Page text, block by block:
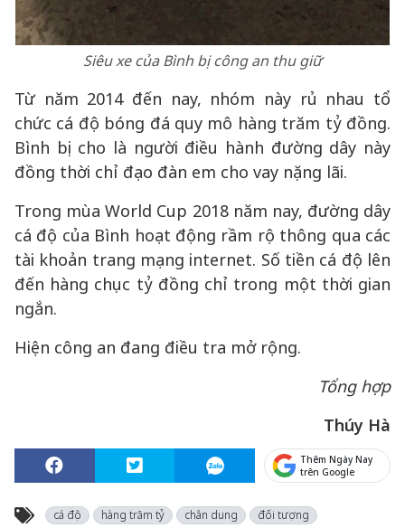
Siêu xe của Bình bị công an thu giữ
Từ năm 2014 đến nay, nhóm này rủ nhau tổ
chức cá độ bóng đá quy mô hàng trăm tỷ đồng.
Bình bị cho là người điều hành đường dây này
đồng thời chỉ đạo đàn em cho vay nặng lãi.
Trong mùa World Cup 2018 năm nay, đường dây
cá độ của Bình hoạt động rầm rộ thông qua các
tài khoản trang mạng internet. Số tiền cá độ lên
đến hàng chục tỷ đồng chỉ trong một thời gian
ngắn.
Hiện công an đang điều tra mở rộng.
Tổng hợp
Thúy Hà
Thêm Ngày Nay
trên Google
cá độ hàng trăm tỷ chân dung
đối tượng